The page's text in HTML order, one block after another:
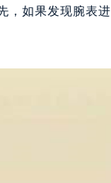
，如果发现腕表进